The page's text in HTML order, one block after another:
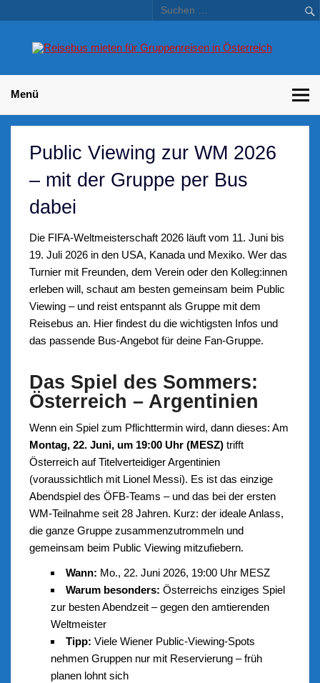
–
Menü
Public Viewing zur WM 2026
– mit der Gruppe per Bus
dabei
Die FIFA-Weltmeisterschaft 2026 läuft vom 11. Juni bis
19. Juli 2026 in den USA, Kanada und Mexiko. Wer das
Turnier mit Freunden, dem Verein oder den Kolleg:innen
erleben will, schaut am besten gemeinsam beim Public
Viewing – und reist entspannt als Gruppe mit dem
Reisebus an. Hier findest du die wichtigsten Infos und
das passende Bus-Angebot für deine Fan-Gruppe.
Das Spiel des Sommers:
Österreich – Argentinien
Wenn ein Spiel zum Pflichttermin wird, dann dieses: Am
Montag, 22. Juni, um 19:00 Uhr (MESZ)trifft
Österreich auf Titelverteidiger Argentinien
(voraussichtlich mit Lionel Messi). Es ist das einzige
Abendspiel des ÖFB-Teams – und das bei der ersten
WM-Teilnahme seit 28 Jahren. Kurz: der ideale Anlass,
die ganze Gruppe zusammenzutrommeln und
gemeinsam beim Public Viewing mitzufiebern.
Wann: Mo., 22. Juni 2026, 19:00 Uhr MESZ
Warum besonders: Österreichs einziges Spiel
zur besten Abendzeit – gegen den amtierenden
Weltmeister
Tipp: Viele Wiener Public-Viewing-Spots
nehmen Gruppen nur mit Reservierung – früh
planen lohnt sich